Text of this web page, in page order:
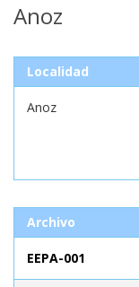
Anoz
Localidad
Anoz
Archivo
EEPA-001